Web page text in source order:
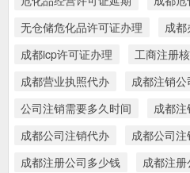
无仓储危化品许可证办理
成
成都icp许可证办理
工商注册
成都营业执照代办
成都注销
公司注销需要多久时间
成都
成都公司注销代办
成都公司注
成都注册公司多少钱
成都注